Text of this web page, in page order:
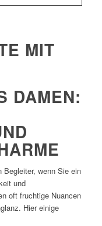
S
V
wenn Sie ein
und
oft fruchtige Nuancen
Hier einige